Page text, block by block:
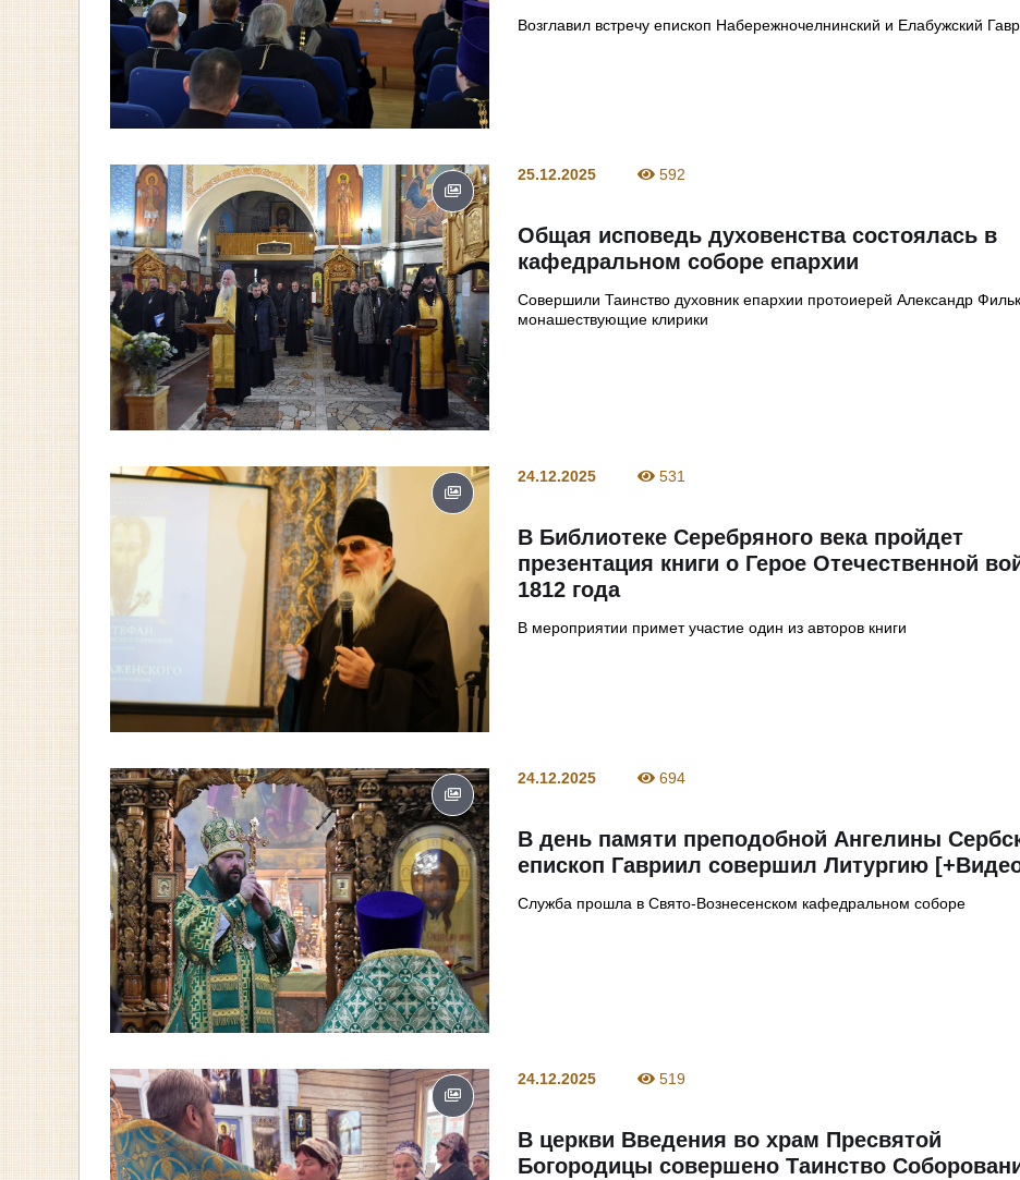
Возглавил встречу епископ Набережночелнинский и Елабужский
25.12.2025 592
Общая исповедь духовенства состоялась в
кафедральном соборе епархии
Совершили Таинство духовник епархии протоиерей Александр
монашествующие клирики
24.12.2025 531
В Библиотеке Серебряного века пройдет
презентация книги о Герое Отечественной
1812 года
В мероприятии примет участие один из авторов книги
24.12.2025 694
В день памяти преподобной Ангелины
епископ Гавриил совершил Литургию
Служба прошла в Свято-Вознесенском кафедральном соборе
24.12.2025 519
В церкви Введения во храм Пресвятой
Богородицы совершено Таинство